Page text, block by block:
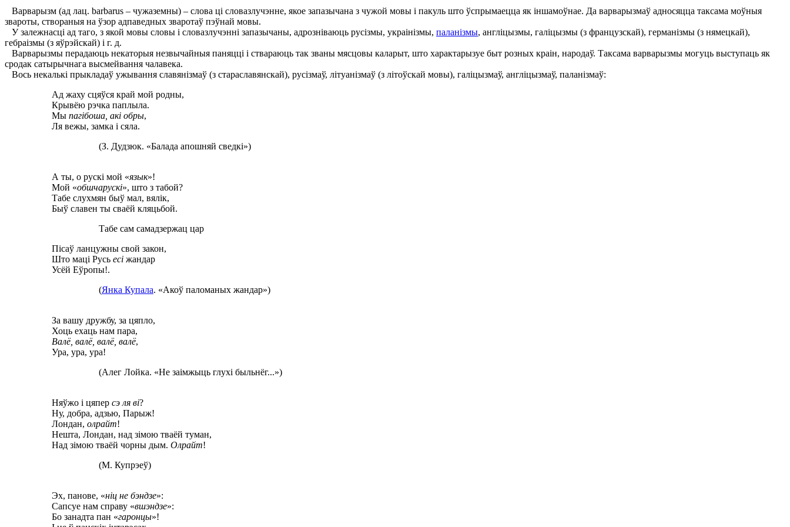
Варварызм (ад лац. barbarus – чужаземны) – слова ці словазлучэнне, якое запазычана з чужой мовы і пакуль што ўспрымаецца як іншамоўнае. Да варварызмаў адносяцца таксама моўныя
звароты, створаныя на ўзор адпаведных зваротаў пэўнай мовы.
У залежнасці ад таго, з якой мовы словы і словазлучэнні запазычаны, адрозніваюць русізмы, украінізмы, паланізмы, англіцызмы, галіцызмы (з французскай), германізмы (з нямецкай),
гебраізмы (з яўрэйскай) і г. д.
Варварызмы перадаюць некаторыя незвычайныя паняцці і ствараюць так званы мясцовы каларыт, што характарызуе быт розных краін, народаў. Таксама варварызмы могуць выступаць як
сродак сатырычнага высмейвання чалавека.
Вось некалькі прыкладаў ужывання славянізмаў (з стараславянскай), русізмаў, літуанізмаў (з літоўскай мовы), галіцызмаў, англіцызмаў, паланізмаў:
Ад жаху сцяўся край мой родны,
Крывёю рэчка паплыла.
Мы пагібоша, акі обры,
Ля вежы, замка і сяла.
(З. Дудзюк. «Балада апошняй сведкі»)
А ты, о рускі мой «язык»!
Мой «обшчарускі», што з табой?
Табе слухмян быў мал, вялік,
Быў славен ты сваёй кляцьбой.
Табе сам самадзержац цар
Пісаў ланцужны свой закон,
Што маці Русь есі жандар
Усёй Еўропы!.
(Янка Купала. «Акоў паломаных жандар»)
За вашу дружбу, за цяпло,
Хоць ехаць нам пара,
Валё, валё, валё, валё,
Ура, ура, ура!
(Алег Лойка. «Не заімжыць глухі быльнёг...»)
Няўжо і цяпер сэ ля ві?
Ну, добра, адзью, Парыж!
Лондан, олрайт!
Нешта, Лондан, над зімою тваёй туман,
Над зімою тваёй чорны дым. Олрайт!
(М. Купрэеў)
Эх, панове, «ніц не бэндзе»:
Сапсуе нам справу «вшэндзе»:
Бо занадта пан «гаронцы»!